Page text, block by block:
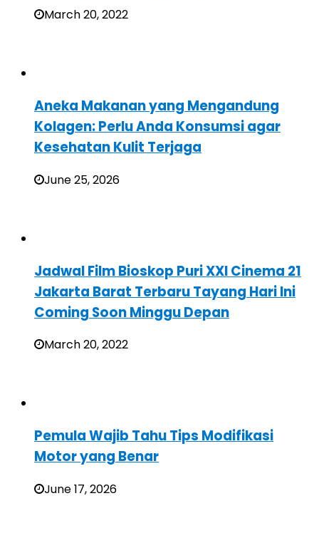
March 20, 2022
Aneka Makanan yang Mengandung
Kolagen: Perlu Anda Konsumsi agar
Kesehatan Kulit Terjaga
June 25, 2026
Jadwal Film Bioskop Puri XXI Cinema 21
Jakarta Barat Terbaru Tayang Hari Ini
Coming Soon Minggu Depan
March 20, 2022
Pemula Wajib Tahu Tips Modifikasi
Motor yang Benar
June 17, 2026